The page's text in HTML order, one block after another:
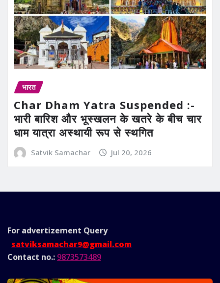
भारत
Char Dham Yatra Suspended :-
भारी बारिश और भूस्खलन के खतरे के बीच चार
धाम यात्रा अस्थायी रूप से स्थगित
Satvik Samachar Jul 20, 2026
For advertizement Query
satviksamachar9@gmail.com
Contact no.: 9873573489